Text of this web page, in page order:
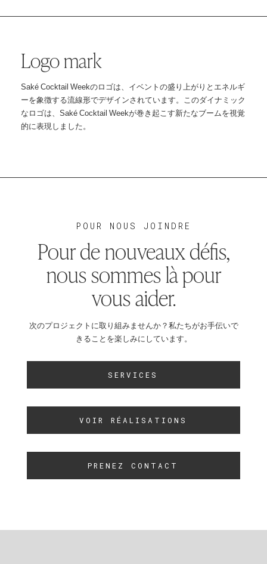
Logo mark
Saké Cocktail Weekのロゴは、イベントの盛り上がりとエネルギ
ーを象徴する流線形でデザインされています。このダイナミック
なロゴは、Saké Cocktail Weekが巻き起こす新たなブームを視覚
的に表現しました。
POUR NOUS JOINDRE
Pour de nouveaux défis,
nous sommes là pour
vous aider.
次のプロジェクトに取り組みませんか？私たちがお手伝いで
きることを楽しみにしています。
SERVICES
VOIR RÉALISATIONS
PRENEZ CONTACT